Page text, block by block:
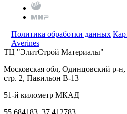
Политика обработки данных
Averines
ТЦ "ЭлитСтрой Материалы"
Московская обл, Одинцовский р-н,
стр. 2, Павильон В-13
51-й километр МКАД
55.684183, 37.412783